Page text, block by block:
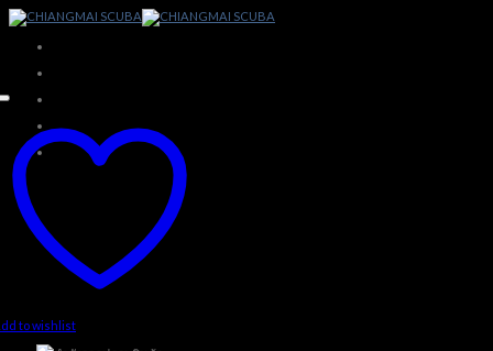
Skip
to
content
to wishlist